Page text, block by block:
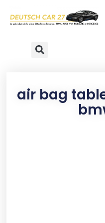
principal
air bag